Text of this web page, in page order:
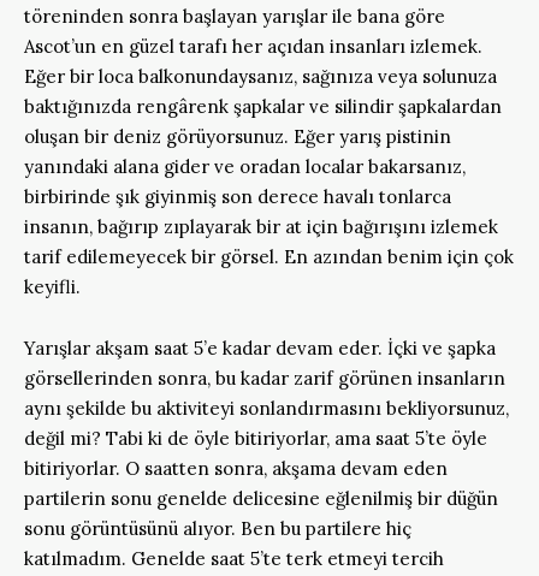
töreninden sonra başlayan yarışlar ile bana göre
Ascot’un en güzel tarafı her açıdan insanları izlemek.
Eğer bir loca balkonundaysanız, sağınıza veya solunuza
baktığınızda rengârenk şapkalar ve silindir şapkalardan
oluşan bir deniz görüyorsunuz. Eğer yarış pistinin
yanındaki alana gider ve oradan localar bakarsanız,
birbirinde şık giyinmiş son derece havalı tonlarca
insanın, bağırıp zıplayarak bir at için bağırışını izlemek
tarif edilemeyecek bir görsel. En azından benim için çok
keyifli.
Yarışlar akşam saat 5’e kadar devam eder. İçki ve şapka
görsellerinden sonra, bu kadar zarif görünen insanların
aynı şekilde bu aktiviteyi sonlandırmasını bekliyorsunuz,
değil mi? Tabi ki de öyle bitiriyorlar, ama saat 5’te öyle
bitiriyorlar. O saatten sonra, akşama devam eden
partilerin sonu genelde delicesine eğlenilmiş bir düğün
sonu görüntüsünü alıyor. Ben bu partilere hiç
katılmadım. Genelde saat 5’te terk etmeyi tercih